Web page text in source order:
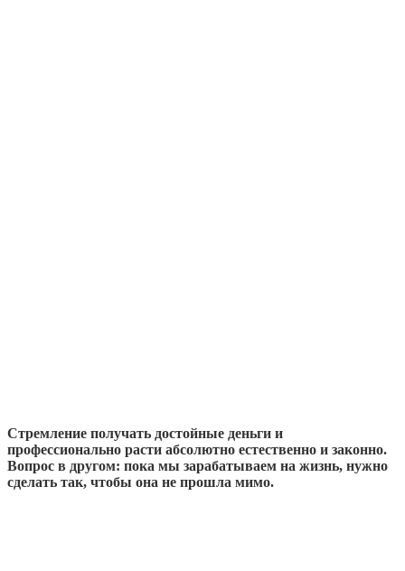
Стремление получать достойные деньги и
профессионально расти абсолютно естественно и законно.
Вопрос в другом: пока мы зарабатываем на жизнь, нужно
сделать так, чтобы она не прошла мимо.